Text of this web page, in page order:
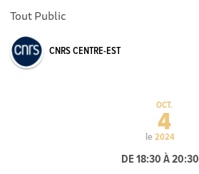
Tout Public
CNRS CENTRE-EST
le
OCT.
4
2024
DE 18:30 À 20:30